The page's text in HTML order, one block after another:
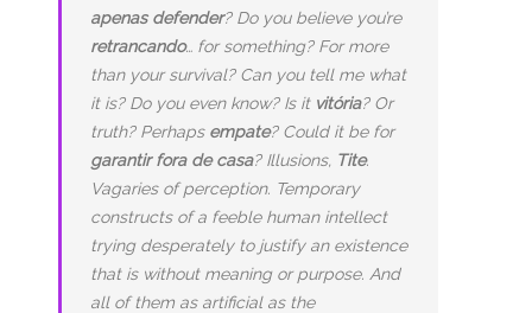
apenas defender? Do you believe you’re
retrancando… for something? For more
than your survival? Can you tell me what
it is? Do you even know? Is it vitória? Or
truth? Perhaps empate? Could it be for
garantir fora de casa? Illusions, Tite.
Vagaries of perception. Temporary
constructs of a feeble human intellect
trying desperately to justify an existence
that is without meaning or purpose. And
all of them as artificial as the